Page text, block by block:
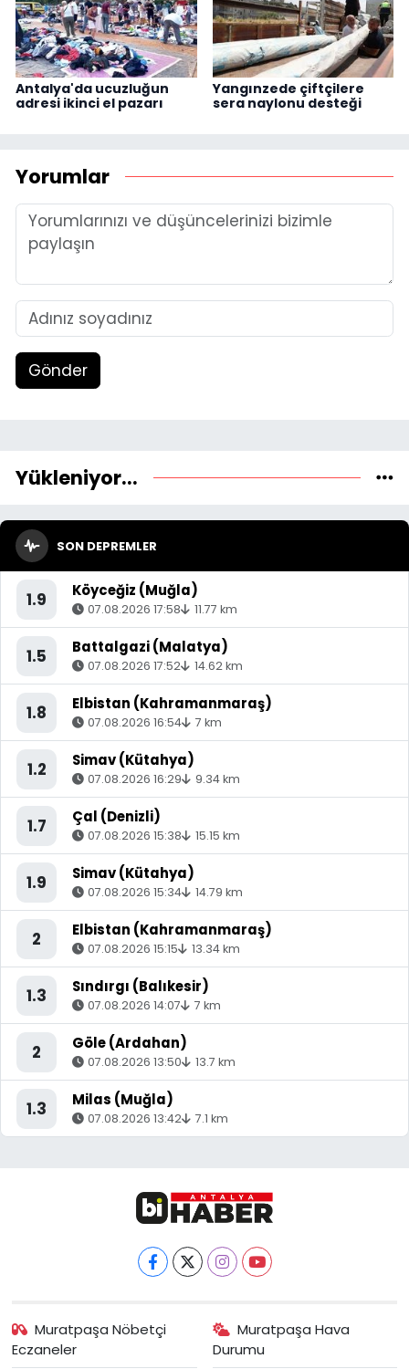
Antalya'da ucuzluğun
adresi ikinci el pazarı
Yangınzede çiftçilere
sera naylonu desteği
Yorumlar
Gönder
Yükleniyor...
SON DEPREMLER
1.9 Köyceğiz (Muğla)
07.08.2026 17:58 11.77 km
1.5 Battalgazi (Malatya)
07.08.2026 17:52 14.62 km
1.8 Elbistan (Kahramanmaraş)
07.08.2026 16:54 7 km
1.2 Simav (Kütahya)
07.08.2026 16:29 9.34 km
1.7 Çal (Denizli)
07.08.2026 15:38 15.15 km
1.9 Simav (Kütahya)
07.08.2026 15:34 14.79 km
2 Elbistan (Kahramanmaraş)
07.08.2026 15:15 13.34 km
1.3 Sındırgı (Balıkesir)
07.08.2026 14:07 7 km
2 Göle (Ardahan)
07.08.2026 13:50 13.7 km
1.3 Milas (Muğla)
07.08.2026 13:42 7.1 km
Muratpaşa Nöbetçi
Eczaneler
Muratpaşa Hava
Durumu